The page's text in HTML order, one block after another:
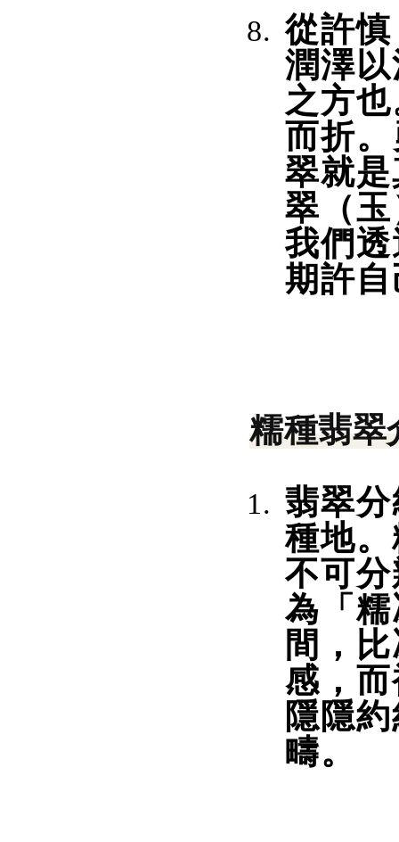
從許
潤澤
之方
而折
翠就
翠（
我們
期許
糯種翡翠
翡翠
種地
不可
為「
間，
感，
隱隱
疇。